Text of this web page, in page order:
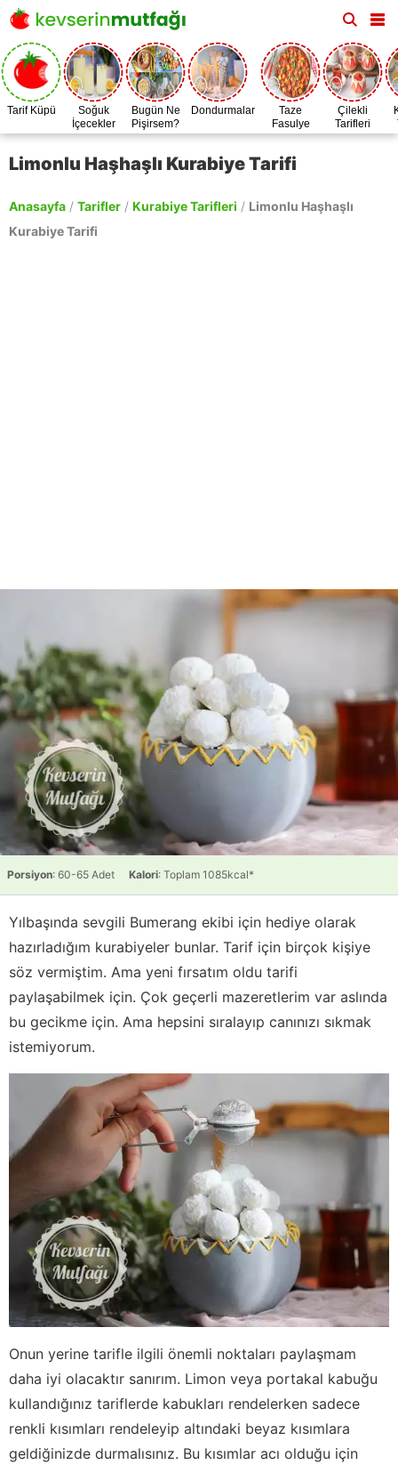
Tarif Küpü
Soğuk
İçecekler
Bugün Ne
Pişirsem?
Dondurmalar
Taze
Fasulye
Zamanı
Çilekli
Tarifleri
Limonlu Haşhaşlı Kurabiye Tarifi
Anasayfa / Tarifler / Kurabiye Tarifleri / Limonlu Haşhaşlı
Kurabiye Tarifi
Porsiyon: 60-65 Adet Kalori: Toplam 1085kcal*
Yılbaşında sevgili Bumerang ekibi için hediye olarak
hazırladığım kurabiyeler bunlar. Tarif için birçok kişiye
söz vermiştim. Ama yeni fırsatım oldu tarifi
paylaşabilmek için. Çok geçerli mazeretlerim var aslında
bu gecikme için. Ama hepsini sıralayıp canınızı sıkmak
istemiyorum.
Onun yerine tarifle ilgili önemli noktaları paylaşmam
daha iyi olacaktır sanırım. Limon veya portakal kabuğu
kullandığınız tariflerde kabukları rendelerken sadece
renkli kısımları rendeleyip altındaki beyaz kısımlara
geldiğinizde durmalısınız. Bu kısımlar acı olduğu için